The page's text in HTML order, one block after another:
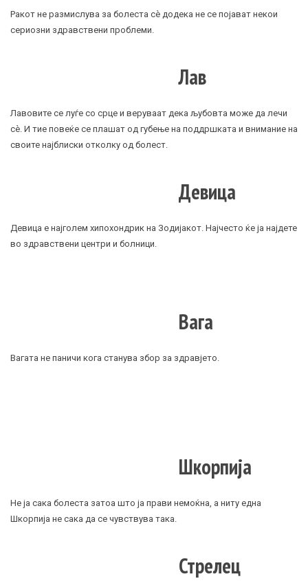
Ракот не размислува за болеста сè додека не се појават некои
сериозни здравствени проблеми.
Лав
Лавовите се луѓе со срце и веруваат дека љубовта може да лечи
сè. И тие повеќе се плашат од губење на поддршката и внимание на
своите најблиски отколку од болест.
Девица
Девица е најголем хипохондрик на Зодијакот. Најчесто ќе ја најдете
во здравствени центри и болници.
Вага
Вагата не паничи кога станува збор за здравјето.
Шкорпија
Не ја сака болеста затоа што ја прави немоќна, а ниту една
Шкорпија не сака да се чувствува така.
Стрелец